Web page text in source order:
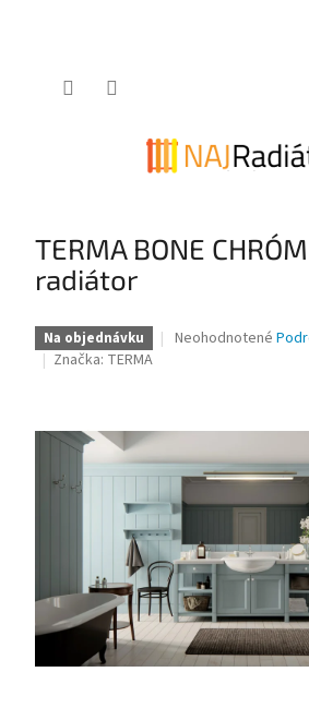
TERMA BONE
radiátor
Na objednávku
Priemerné
5
hviezdičiek.
Neohodnotené
Značka: TERMA